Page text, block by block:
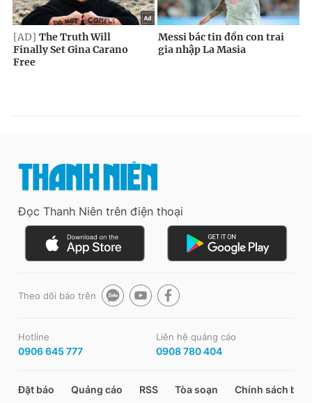
Đọc Thanh Niên trên điện thoại
Theo dõi báo trên
Hotline
0906 645 777
Liên hệ quảng cáo
0908 780 404
Đặt báo Quảng cáo RSS Tòa soạn Chính sách bảo